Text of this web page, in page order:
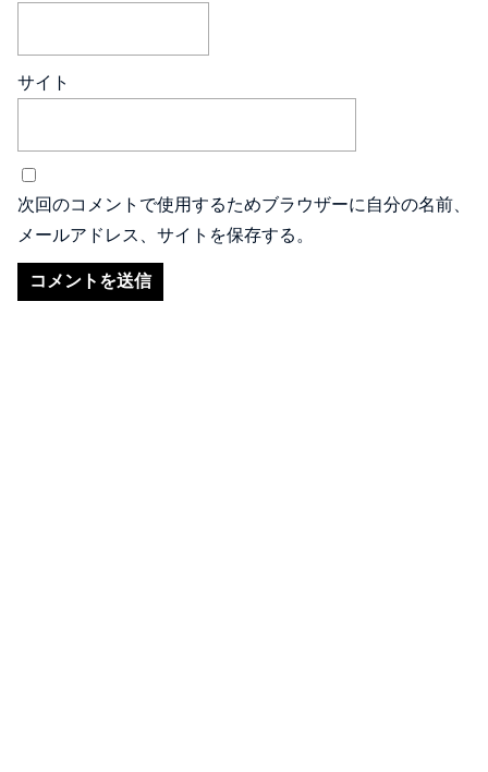
サイト
次回のコメントで使用するためブラウザーに自分の名前、
メールアドレス、サイトを保存する。